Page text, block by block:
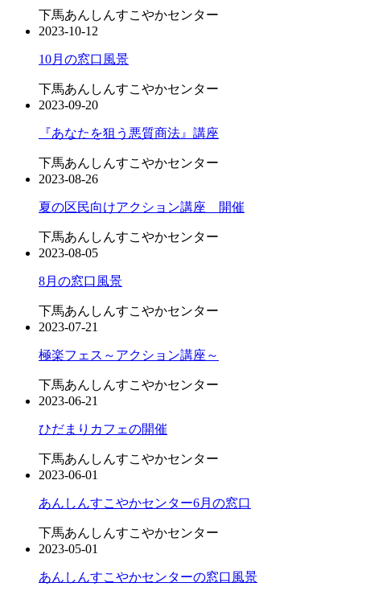
下馬あんしんすこやかセンター
2023-10-12
10月の窓口風景
下馬あんしんすこやかセンター
2023-09-20
『あなたを狙う悪質商法』講座
下馬あんしんすこやかセンター
2023-08-26
夏の区民向けアクション講座 開催
下馬あんしんすこやかセンター
2023-08-05
8月の窓口風景
下馬あんしんすこやかセンター
2023-07-21
極楽フェス～アクション講座～
下馬あんしんすこやかセンター
2023-06-21
ひだまりカフェの開催
下馬あんしんすこやかセンター
2023-06-01
あんしんすこやかセンター6月の窓口
下馬あんしんすこやかセンター
2023-05-01
あんしんすこやかセンターの窓口風景